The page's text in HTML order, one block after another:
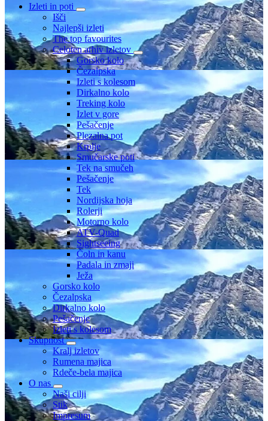
Izleti in poti
Išči
Najlepši izleti
The top favourites
Celoten arhiv izletov
Gorsko kolo
Čezalpska
Izleti s kolesom
Dirkalno kolo
Treking kolo
Izlet v gore
Pešačenje
Plezalna pot
Krplje
Smučarske poti
Tek na smučeh
Pešačenje
Tek
Nordijska hoja
Rolerji
Motorno kolo
ATV-Quad
Sightseeing
Čoln in kanu
Padala in zmaji
Ježa
Gorsko kolo
Čezalpska
Dirkalno kolo
Pešačenje
Izleti s kolesom
Skupnost
Kralj izletov
Rumena majica
Rdeče-bela majica
O nas
Naši cilji
Stik
Impresum